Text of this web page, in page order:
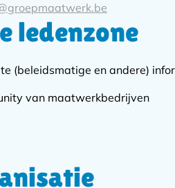
ledenzone
(beleidsmatige en andere)
van maatwerkbedrijven